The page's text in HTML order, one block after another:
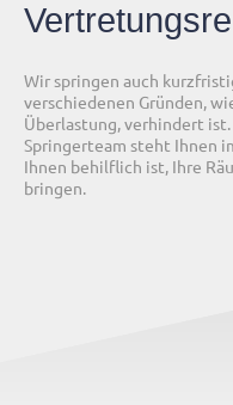
Wir springen auch
verschiedenen Gründen,
Überlastung, verhindert
Springerteam steht Ihnen
Ihnen behilflich ist, Ihre
bringen.